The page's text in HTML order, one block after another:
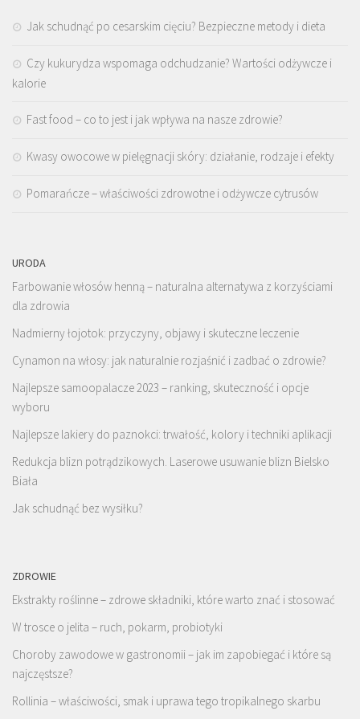
Jak schudnąć po cesarskim cięciu? Bezpieczne metody i dieta
Czy kukurydza wspomaga odchudzanie? Wartości odżywcze i
kalorie
Fast food – co to jest i jak wpływa na nasze zdrowie?
Kwasy owocowe w pielęgnacji skóry: działanie, rodzaje i efekty
Pomarańcze – właściwości zdrowotne i odżywcze cytrusów
URODA
Farbowanie włosów henną – naturalna alternatywa z korzyściami
dla zdrowia
Nadmierny łojotok: przyczyny, objawy i skuteczne leczenie
Cynamon na włosy: jak naturalnie rozjaśnić i zadbać o zdrowie?
Najlepsze samoopalacze 2023 – ranking, skuteczność i opcje
wyboru
Najlepsze lakiery do paznokci: trwałość, kolory i techniki aplikacji
Redukcja blizn potrądzikowych. Laserowe usuwanie blizn Bielsko
Biała
Jak schudnąć bez wysiłku?
ZDROWIE
Ekstrakty roślinne – zdrowe składniki, które warto znać i stosować
W trosce o jelita – ruch, pokarm, probiotyki
Choroby zawodowe w gastronomii – jak im zapobiegać i które są
najczęstsze?
Rollinia – właściwości, smak i uprawa tego tropikalnego skarbu